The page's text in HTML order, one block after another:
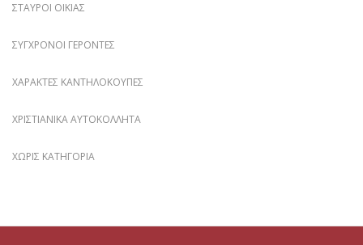
ΣΤΑΥΡΟΊ ΟΙΚΊΑΣ
ΣΎΓΧΡΟΝΟΙ ΓΈΡΟΝΤΕΣ
ΧΑΡΑΚΤΈΣ ΚΑΝΤΗΛΌΚΟΥΠΕΣ
ΧΡΙΣΤΙΑΝΙΚΆ ΑΥΤΟΚΌΛΛΗΤΑ
ΧΩΡΊΣ ΚΑΤΗΓΟΡΊΑ